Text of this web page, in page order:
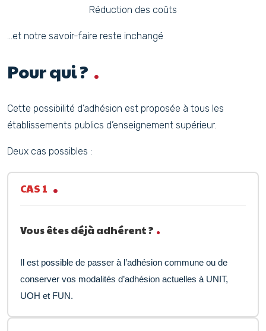
Réduction des coûts
…et notre savoir-faire reste inchangé
Pour qui ?
Cette possibilité d’adhésion est proposée à tous les
établissements publics d’enseignement supérieur.
Deux cas possibles :
CAS 1
Vous êtes déjà adhérent ?
Il est possible de passer à l’adhésion commune ou de
conserver vos modalités d’adhésion actuelles à UNIT,
UOH et FUN.